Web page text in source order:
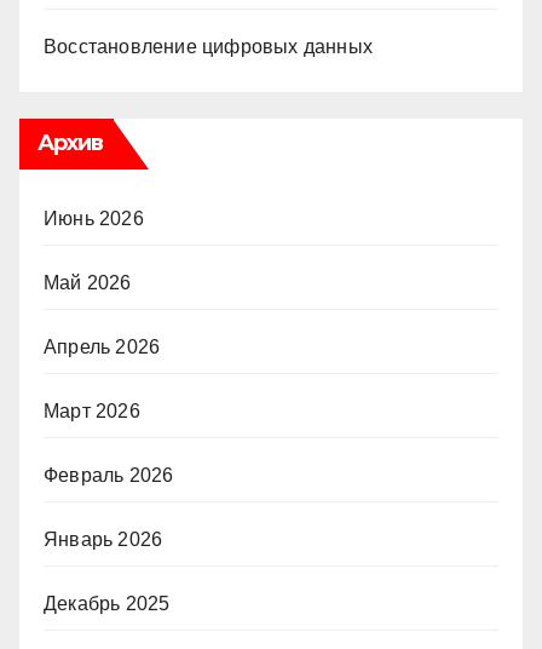
Восстановление цифровых данных
Архив
Июнь 2026
Май 2026
Апрель 2026
Март 2026
Февраль 2026
Январь 2026
Декабрь 2025